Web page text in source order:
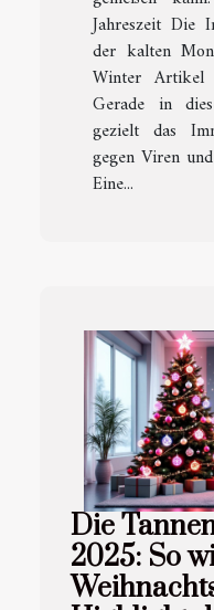
Jahreszeit Die
der kalten
Winter Artikel
Gerade in
gezielt das
gegen Viren
Eine...
Die
2025: So